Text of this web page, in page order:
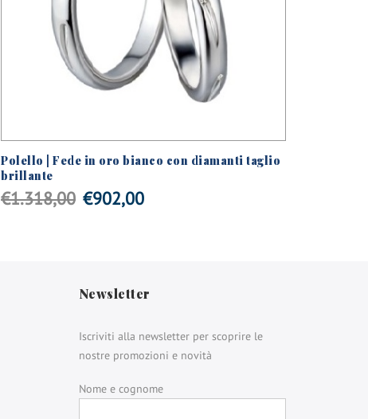
Polello | Fede in oro bianco con diamanti taglio
brillante
€1.318,00 Il
era:
€902,00Il
è:
Newsletter
Iscriviti alla newsletter per scoprire le
nostre promozioni e novità
Nome e cognome